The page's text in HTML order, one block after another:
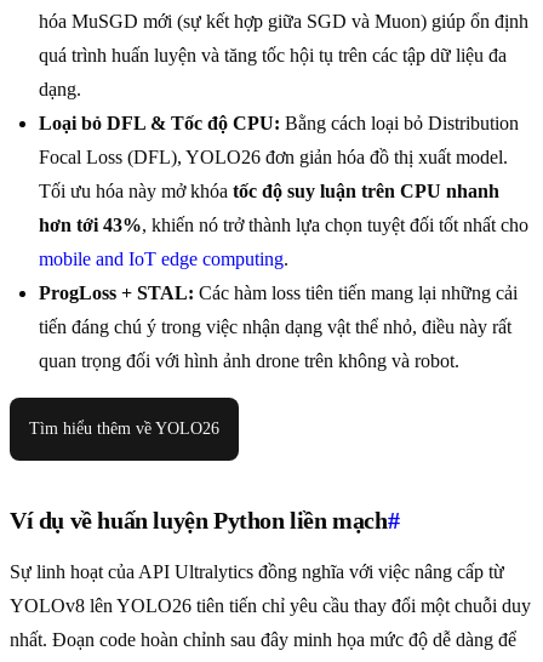
hóa MuSGD mới (sự kết hợp giữa SGD và Muon) giúp ổn định
quá trình huấn luyện và tăng tốc hội tụ trên các tập dữ liệu đa
dạng.
Loại bỏ DFL & Tốc độ CPU: Bằng cách loại bỏ Distribution
Focal Loss (DFL), YOLO26 đơn giản hóa đồ thị xuất model.
Tối ưu hóa này mở khóa tốc độ suy luận trên CPU nhanh
hơn tới 43%, khiến nó trở thành lựa chọn tuyệt đối tốt nhất cho
mobile and IoT edge computing.
ProgLoss + STAL: Các hàm loss tiên tiến mang lại những cải
tiến đáng chú ý trong việc nhận dạng vật thể nhỏ, điều này rất
quan trọng đối với hình ảnh drone trên không và robot.
Tìm hiểu thêm về YOLO26
Ví dụ về huấn luyện Python liền mạch#
Sự linh hoạt của API Ultralytics đồng nghĩa với việc nâng cấp từ
YOLOv8 lên YOLO26 tiên tiến chỉ yêu cầu thay đổi một chuỗi duy
nhất. Đoạn code hoàn chỉnh sau đây minh họa mức độ dễ dàng để